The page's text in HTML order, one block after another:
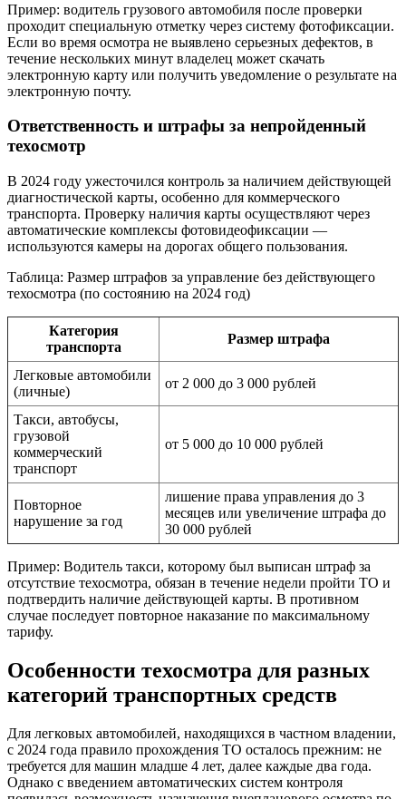
Пример: водитель грузового автомобиля после проверки
проходит специальную отметку через систему фотофиксации.
Если во время осмотра не выявлено серьезных дефектов, в
течение нескольких минут владелец может скачать
электронную карту или получить уведомление о результате на
электронную почту.
Ответственность и штрафы за непройденный
техосмотр
В 2024 году ужесточился контроль за наличием действующей
диагностической карты, особенно для коммерческого
транспорта. Проверку наличия карты осуществляют через
автоматические комплексы фотовидеофиксации —
используются камеры на дорогах общего пользования.
Таблица: Размер штрафов за управление без действующего
техосмотра (по состоянию на 2024 год)
Категория
транспорта
Размер штрафа
Легковые автомобили
(личные)
от 2 000 до 3 000 рублей
Такси, автобусы,
грузовой
коммерческий
транспорт
от 5 000 до 10 000 рублей
Повторное
нарушение за год
лишение права управления до 3
месяцев или увеличение штрафа до
30 000 рублей
Пример: Водитель такси, которому был выписан штраф за
отсутствие техосмотра, обязан в течение недели пройти ТО и
подтвердить наличие действующей карты. В противном
случае последует повторное наказание по максимальному
тарифу.
Особенности техосмотра для разных
категорий транспортных средств
Для легковых автомобилей, находящихся в частном владении,
с 2024 года правило прохождения ТО осталось прежним: не
требуется для машин младше 4 лет, далее каждые два года.
Однако с введением автоматических систем контроля